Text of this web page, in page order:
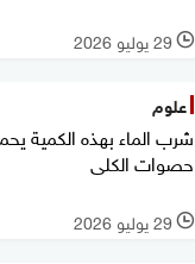
l 29 يوليو 2026
علوم
شرب الماء بهذه الكمية
حصوات الكلى
l 29 يوليو 2026